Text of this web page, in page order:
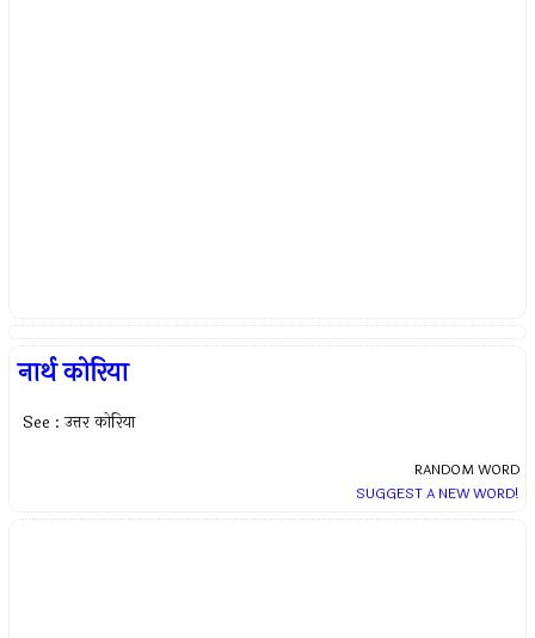
नार्थ कोरिया
See : उत्तर कोरिया
RANDOM WORD
SUGGEST A NEW WORD!